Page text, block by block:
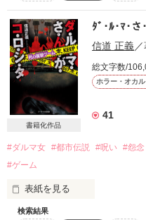
作
その学校にはある噂があった
地元の人ならみんな知ってい
ある学校には男子寮と女子
その寮で暮している男子生
学生たちの中でその噂は暗黙
書籍化作品
ﾀﾞ･ﾙ･ﾏ･
信道 正義／
総文字数/
ホラー・オカル
41
#ダルマ女 #都市伝説 #呪い #怨念
#ゲーム
表紙を見る
検索結果